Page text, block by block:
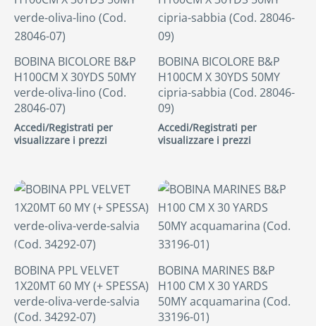
BOBINA BICOLORE B&P
H100CM X 30YDS 50MY
verde-oliva-lino (Cod.
28046-07)
Accedi/Registrati per
visualizzare i prezzi
BOBINA BICOLORE B&P
H100CM X 30YDS 50MY
cipria-sabbia (Cod. 28046-
09)
Accedi/Registrati per
visualizzare i prezzi
BOBINA PPL VELVET
1X20MT 60 MY (+ SPESSA)
verde-oliva-verde-salvia
(Cod. 34292-07)
BOBINA MARINES B&P
H100 CM X 30 YARDS
50MY acquamarina (Cod.
33196-01)